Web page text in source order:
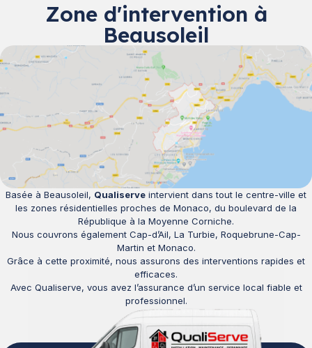
Zone d'intervention à
Beausoleil
Basée à Beausoleil, Qualiserve intervient dans tout le centre-ville et
les zones résidentielles proches de Monaco, du boulevard de la
République à la Moyenne Corniche.
Nous couvrons également Cap-d’Ail, La Turbie, Roquebrune-Cap-
Martin et Monaco.
Grâce à cette proximité, nous assurons des interventions rapides et
efficaces.
Avec Qualiserve, vous avez l’assurance d’un service local fiable et
professionnel.